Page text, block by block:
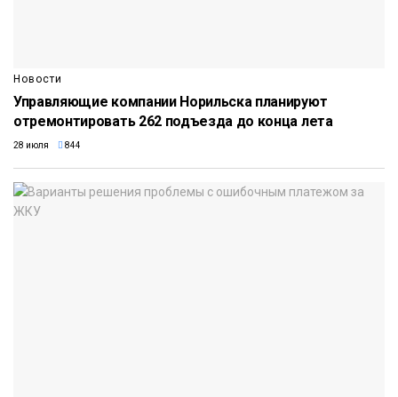
Новости
Управляющие компании Норильска планируют
отремонтировать 262 подъезда до конца лета
28 июля 844